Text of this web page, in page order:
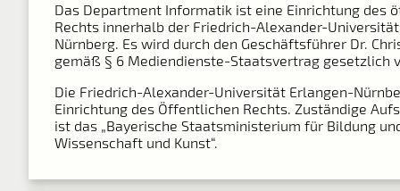
Das Department Informatik ist eine Einrichtung des
Rechts innerhalb der Friedrich-Alexander-
Nürnberg. Es wird durch den Geschäftsführer Dr.
gemäß § 6 Mediendienste-Staatsvertrag gesetzlich
Die Friedrich-Alexander-Universität Erlangen-
Einrichtung des Öffentlichen Rechts. Zuständige
ist das „Bayerische Staatsministerium für Bildung
Wissenschaft und Kunst“.